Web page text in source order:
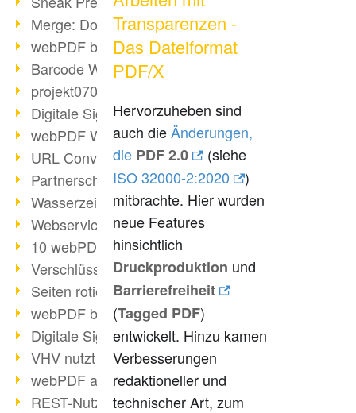
Merge: Dokumente zusammenfügen
webPDF bei Infoniqa
Barcode Webservice
projekt0708 & webPDF
Digitale Signaturen - Teil 3
webPDF Webservices Signature
URL Converter mit wsclient
Partnerschaft mit d.vinci
Wasserzeichen per wsclient
Webservice via Ant-Task Bibliothek
10 webPDF Vorteile für Entwickler
Verschlüsselung mit wsclient
Seiten rotieren mit wsclient
webPDF bei Würth Finance
Digitale Signaturen - Teil 2
VHV nutzt webPDF Preview
webPDF als Docker-Container
REST-Nutzung mit webPDF wsclient
Transparenzen -
Das Dateiformat
PDF/X
Hervorzuheben sind
auch dieÄnderungen,
die PDF 2.0
(siehe
ISO 32000-2:2020
)
mitbrachte. Hier wurden
neue Features
hinsichtlich
Druckproduktion und
Barrierefreiheit
(Tagged PDF)
entwickelt. Hinzu kamen
Verbesserungen
redaktioneller und
technischer Art, zum